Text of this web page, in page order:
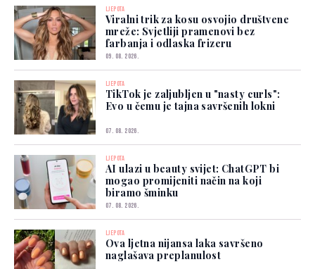
LJEPOTA
Viralni trik za kosu osvojio društvene
mreže: Svjetliji pramenovi bez
farbanja i odlaska frizeru
09. 08. 2026.
LJEPOTA
TikTok je zaljubljen u "nasty curls":
Evo u čemu je tajna savršenih lokni
07. 08. 2026.
LJEPOTA
AI ulazi u beauty svijet: ChatGPT bi
mogao promijeniti način na koji
biramo šminku
07. 08. 2026.
LJEPOTA
Ova ljetna nijansa laka savršeno
naglašava preplanulost